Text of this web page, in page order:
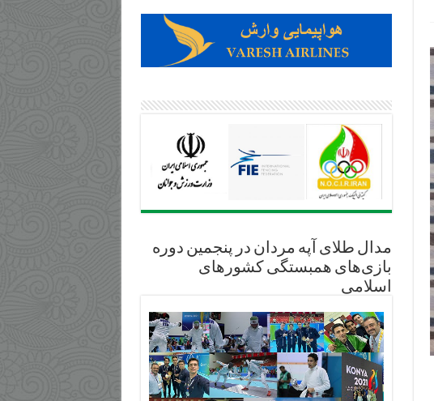
مدال طلای آپه مردان در پنجمین دوره
بازی‌های همبستگی کشورهای
اسلامی